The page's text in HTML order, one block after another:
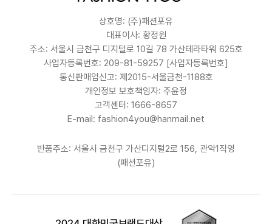
상호명: (주)패션포유
대표이사: 황정원
주소: 서울시 금천구 디지털로 10길 78 가산테라타워 625호
사업자등록번호: 209-81-59257 [사업자등록번호]
통신판매업신고: 제2015-서울금천-1188호
개인정보 보호책임자: 주윤정
고객센터: 1666-8657
E-mail: fashion4you@hanmail.net
반품주소: 서울시 금천구 가산디지털2로 156, 관악1직영
(패션포유)